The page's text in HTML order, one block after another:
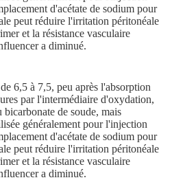
d'acétate de sodium pour
peut réduire l'irritation péritonéale
et la résistance vasculaire
a diminué.
6,5 à 7,5, peu après l'absorption
par l'intermédiaire d'oxydation,
de soude, mais
généralement pour l'injection
d'acétate de sodium pour
peut réduire l'irritation péritonéale
et la résistance vasculaire
a diminué.